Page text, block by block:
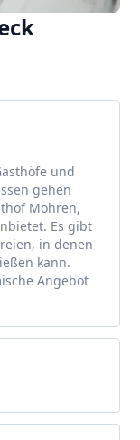
und
gehen
Mohren,
Es gibt
in denen
kann.
Angebot